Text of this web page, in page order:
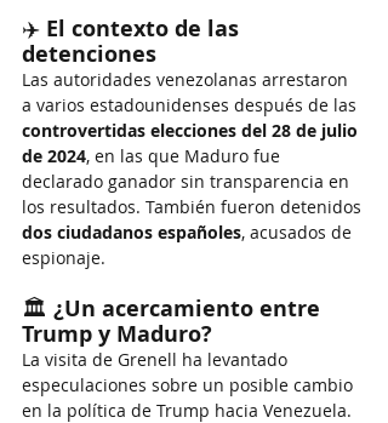
✈️ El contexto de las
detenciones
Las autoridades venezolanas arrestaron
a varios estadounidenses después de las
controvertidas elecciones del 28 de julio
de 2024, en las que Maduro fue
declarado ganador sin transparencia en
los resultados. También fueron detenidos
dos ciudadanos españoles, acusados de
espionaje.
🏛 ¿Un acercamiento entre
Trump y Maduro?
La visita de Grenell ha levantado
especulaciones sobre un posible cambio
en la política de Trump hacia Venezuela.